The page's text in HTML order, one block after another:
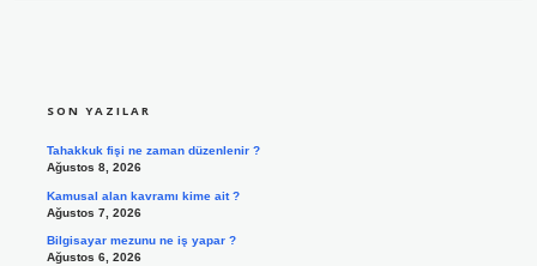
SON YAZILAR
Tahakkuk fişi ne zaman düzenlenir ?
Ağustos 8, 2026
Kamusal alan kavramı kime ait ?
Ağustos 7, 2026
Bilgisayar mezunu ne iş yapar ?
Ağustos 6, 2026